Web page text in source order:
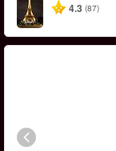
4.3 (87)